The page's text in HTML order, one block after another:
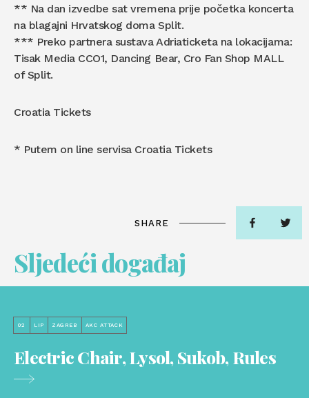
** Na dan izvedbe sat vremena prije početka koncerta
na blagajni Hrvatskog doma Split.
*** Preko partnera sustava Adriaticketa na lokacijama:
Tisak Media CCO1, Dancing Bear, Cro Fan Shop MALL
of Split.
Croatia Tickets
* Putem on line servisa Croatia Tickets
SHARE
Sljedeći događaj
02 LIP ZAGREB AKC ATTACK
Electric Chair, Lysol, Sukob, Rules